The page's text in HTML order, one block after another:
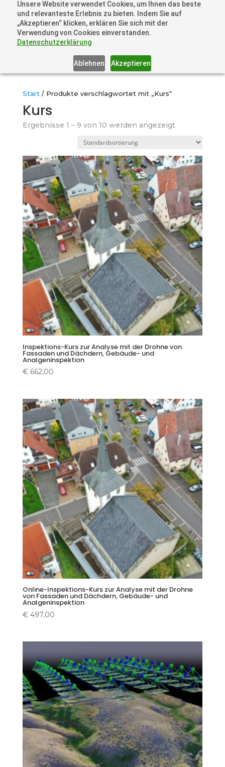
Unsere Website verwendet Cookies, um Ihnen das beste
und relevanteste Erlebnis zu bieten. Indem Sie auf
„Akzeptieren“ klicken, erklären Sie sich mit der
Verwendung von Cookies einverstanden.
Datenschutzerklärung
Ablehnen Akzeptieren
+41 44505 6667 oder +49 157 3598 0006
info@dronelions.academy
Start / Produkte verschlagwortet mit „Kurs“
Kurs
Ergebnisse 1 – 9 von 10 werden angezeigt
Inspektions-Kurs zur Analyse mit der Drohne von
Fassaden und Dächdern, Gebäude- und
Analgeninspektion
€662,00
Online-Inspektions-Kurs zur Analyse mit der Drohne
von Fassaden und Dächdern, Gebäude- und
Analgeninspektion
€497,00